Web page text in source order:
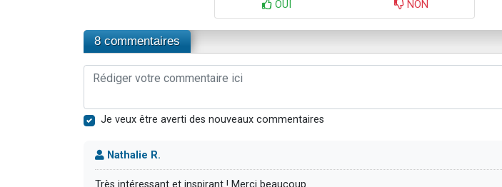
OUI NON
8 commentaires
Je veux être averti des nouveaux commentaires
Nathalie R.
Très intéressant et inspirant ! Merci beaucoup